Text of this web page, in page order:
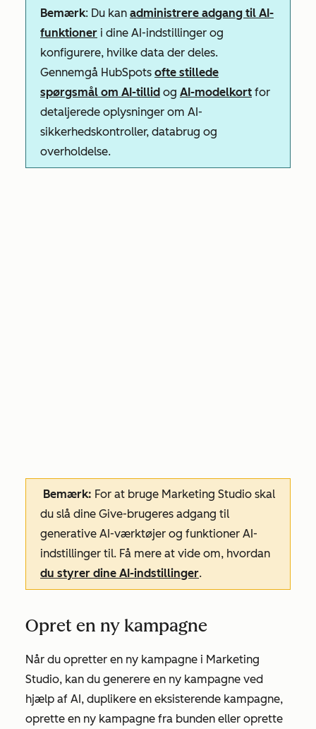
Bemærk: Du kan administrere adgang til AI-
funktioner i dine AI-indstillinger og
konfigurere, hvilke data der deles.
Gennemgå HubSpots ofte stillede
spørgsmål om AI-tillid og AI-modelkort for
detaljerede oplysninger om AI-
sikkerhedskontroller, databrug og
overholdelse.
Bemærk: For at bruge Marketing Studio skal
du slå dine Give-brugeres adgang til
generative AI-værktøjer og funktioner AI-
indstillinger til. Få mere at vide om, hvordan
du styrer dine AI-indstillinger.
Opret en ny kampagne
Når du opretter en ny kampagne i Marketing
Studio, kan du generere en ny kampagne ved
hjælp af AI, duplikere en eksisterende kampagne,
oprette en ny kampagne fra bunden eller oprette